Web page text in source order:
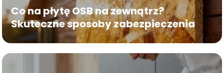
Co na płytę OSB na zewnątrz?
Skuteczne sposoby zabezpieczenia